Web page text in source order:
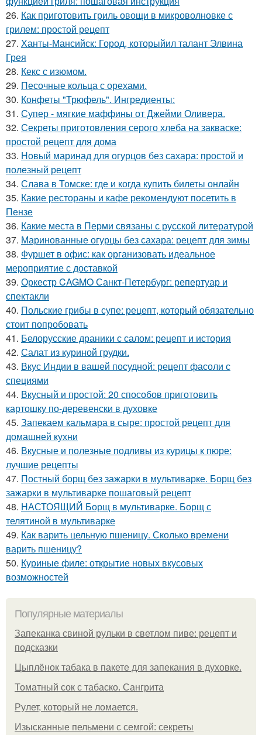
26. Как приготовить гриль овощи в микроволновке с
грилем: простой рецепт
27. Ханты-Мансийск: Город, которыйил талант Элвина
Грея
28. Кекс с изюмом.
29. Песочные кольца с орехами.
30. Конфеты "Трюфель". Ингредиенты:
31. Супер - мягкие маффины от Джейми Оливера.
32. Секреты приготовления серого хлеба на закваске:
простой рецепт для дома
33. Новый маринад для огурцов без сахара: простой и
полезный рецепт
34. Слава в Томске: где и когда купить билеты онлайн
35. Какие рестораны и кафе рекомендуют посетить в
Пензе
36. Какие места в Перми связаны с русской литературой
37. Маринованные огурцы без сахара: рецепт для зимы
38. Фуршет в офис: как организовать идеальное
мероприятие с доставкой
39. Оркестр CAGMO Санкт-Петербург: репертуар и
спектакли
40. Польские грибы в супе: рецепт, который обязательно
стоит попробовать
41. Белорусские драники с салом: рецепт и история
42. Салат из куриной грудки.
43. Вкус Индии в вашей посудной: рецепт фасоли с
специями
44. Вкусный и простой: 20 способов приготовить
картошку по-деревенски в духовке
45. Запекаем кальмара в сыре: простой рецепт для
домашней кухни
46. Вкусные и полезные подливы из курицы к пюре:
лучшие рецепты
47. Постный борщ без зажарки в мультиварке. Борщ без
зажарки в мультиварке пошаговый рецепт
48. НАСТОЯЩИЙ Борщ в мультиварке. Борщ с
телятиной в мультиварке
49. Как варить цельную пшеницу. Сколько времени
варить пшеницу?
50. Куриные филе: открытие новых вкусовых
возможностей
Популярные материалы
Запеканка свиной рульки в светлом пиве: рецепт и
подсказки
Цыплёнок табака в пакете для запекания в духовке.
Томатный сок с табаско. Сангрита
Рулет, который не ломается.
Изысканные пельмени с семгой: секреты